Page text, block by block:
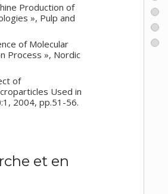
Production of
», Pulp and
of Molecular
Process », Nordic
of
Used in
2004, pp.51-56.
et en